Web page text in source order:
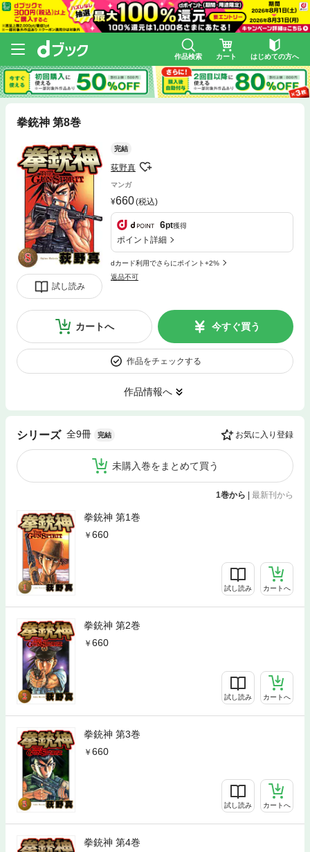
作品検索 カート はじめての方へ
拳銃神 第8巻
試し読み
完結
荻野真
マンガ
660(税込)
6pt獲得
ポイント詳細
dカード利用でさらにポイント+2%
返品不可
カートへ 今すぐ買う
作品をチェックする
作品情報へ
シリーズ 全9冊 完結 お気に入り登録
未購入巻をまとめて買う
1巻から | 最新刊から
拳銃神 第1巻
660
試し読み カートへ
拳銃神 第2巻
660
試し読み カートへ
拳銃神 第3巻
660
試し読み カートへ
拳銃神 第4巻